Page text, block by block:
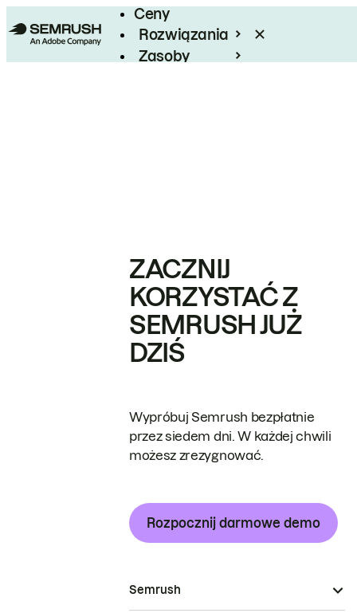
Ceny
Rozwiązania
Zasoby
ZACZNIJ
KORZYSTAĆ Z
SEMRUSH JUŻ
DZIŚ
Wypróbuj Semrush bezpłatnie
przez siedem dni. W każdej chwili
możesz zrezygnować.
Rozpocznij darmowe demo
Semrush